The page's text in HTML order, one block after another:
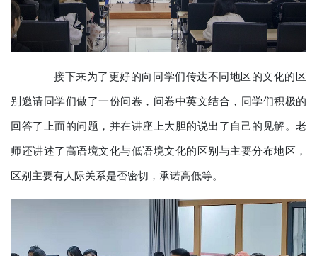
接下来为了更好的向同学们传达不同地区的文化的区
别邀请同学们做了一份问卷，问卷中英文结合，同学们积极的
回答了上面的问题，并在讲座上大胆的说出了自己的见解。老
师还讲述了高语境文化与低语境文化的区别与主要分布地区，
区别主要有人际关系是否密切，承诺高低等。